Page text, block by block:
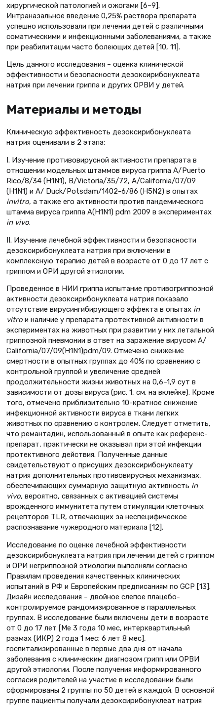
хирургической патологией и ожогами [6–9].
Интраназальное введение 0,25% раствора препарата
успешно использовали при лечении детей с различными
соматическими и инфекционными заболеваниями, а также
при реабилитации часто болеющих детей [10, 11].
Цель данного исследования – оценка клинической
эффективности и безопасности дезоксирибонуклеата
натрия при лечении гриппа и других ОРВИ у детей.
Материалы и методы
Клиническую эффективность дезоксирибонуклеата
натрия оценивали в 2 этапа:
I. Изучение противовирусной активности препарата в
отношении модельных штаммов вируса гриппа A/Puerto
Rico/8/34 (H1N1), В/Victoria/35/72, A/California/07/09
(H1N1) и A/ Duck/Potsdam/1402-6/86 (H5N2) в опытах
invitro, а также его активности против пандемического
штамма вируса гриппа A(H1N1) pdm 2009 в экспериментах
in vivo.
II. Изучение лечебной эффективности и безопасности
дезоксирибонуклеата натрия при включении в
комплексную терапию детей в возрасте от 0 до 17 лет с
гриппом и ОРИ другой этиологии.
Проведенное в НИИ гриппа испытание противогриппозной
активности дезоксирибонуклеата натрия показало
отсутствие вирусингибирующего эффекта в опытах in
vitro и наличие у препарата протективной активности в
экспериментах на животных при развитии у них летальной
гриппозной пневмонии в ответ на заражение вирусом A/
California/07/09(H1N1)pdm/09. Отмечено снижение
смертности в опытных группах до 40% по сравнению с
контрольной группой и увеличение средней
продолжительности жизни животных на 0,6–1,9 сут в
зависимости от дозы вируса (рис. 1, см. на вклейке). Кроме
того, отмечено приблизительно 10-кратное снижение
инфекционной активности вируса в ткани легких
животных по сравнению с контролем. Следует отметить,
что ремантадин, использованный в опыте как референс-
препарат, практически не оказывал при этой инфекции
протективного действия. Полученные данные
свидетельствуют о присущих дезоксирибонуклеату
натрия дополнительных противовирусных механизмах,
обеспечивающих суммарную защитную активность in
vivo, вероятно, связанных с активацией системы
врожденного иммунитета путем стимуляции клеточных
рецепторов TLR, отвечающих за неспецифическое
распознавание чужеродного материала [12].
Исследование по оценке лечебной эффективности
дезоксирибонуклеата натрия при лечении детей с гриппом
и ОРИ негриппозной этиологии выполняли согласно
Правилам проведения качественных клинических
испытаний в РФ и Европейским предписаниям по GCP [13].
Дизайн исследования – двойное слепое плацебо-
контролируемое рандомизированное в параллельных
группах. В исследование были включены дети в возрасте
от 0 до 17 лет [Ме 3 года 10 мес, интерквартильный
размах (ИКР) 2 года 1 мес; 6 лет 8 мес],
госпитализированные в первые два дня от начала
заболевания с клиническим диагнозом грипп или ОРВИ
другой этиологии. После получения информированного
согласия родителей на участие в исследовании были
сформированы 2 группы по 50 детей в каждой. В основной
группе пациенты получали дезоксирибонуклеат натрия